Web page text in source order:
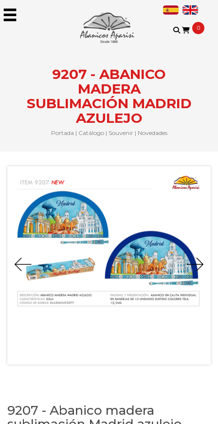
0
9207 - ABANICO
MADERA
SUBLIMACIÓN MADRID
AZULEJO
Portada | Catálogo| Souvenir| Novedades
9207 - Abanico madera